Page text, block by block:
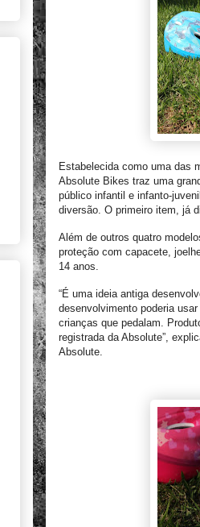
Estabelecida como uma das
Absolute Bikes traz uma
público infantil e infanto-
diversão. O primeiro item, já
Além de outros quatro
proteção com capacete,
14 anos.
“É uma ideia antiga
desenvolvimento poderia
crianças que pedalam.
registrada da Absolute”,
Absolute.